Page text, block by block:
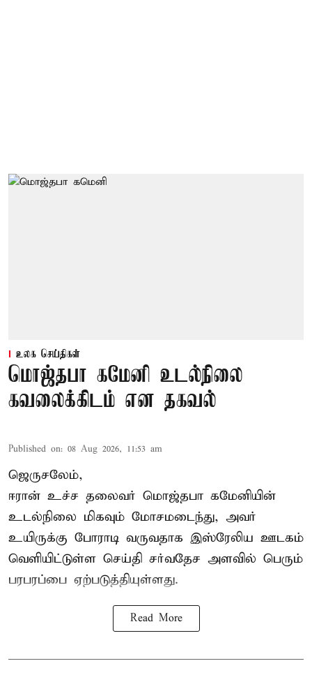
உலக செய்திகள்
மொஜ்தபா கமேனி உடல்நிலை
கவலைக்கிடம் என தகவல்
Published on: 08 Aug 2026, 11:53 am
ஜெருசலேம்,
ஈரான் உச்ச தலைவர் மொஜ்தபா கமேனியின்
உடல்நிலை மிகவும் மோசமடைந்து, அவர்
உயிருக்கு போராடி வருவதாக இஸ்ரேலிய ஊடகம்
வெளியிட்டுள்ள செய்தி சர்வதேச அளவில் பெரும்
பரபரப்பை ஏற்படுத்தியுள்ளது.
Read More